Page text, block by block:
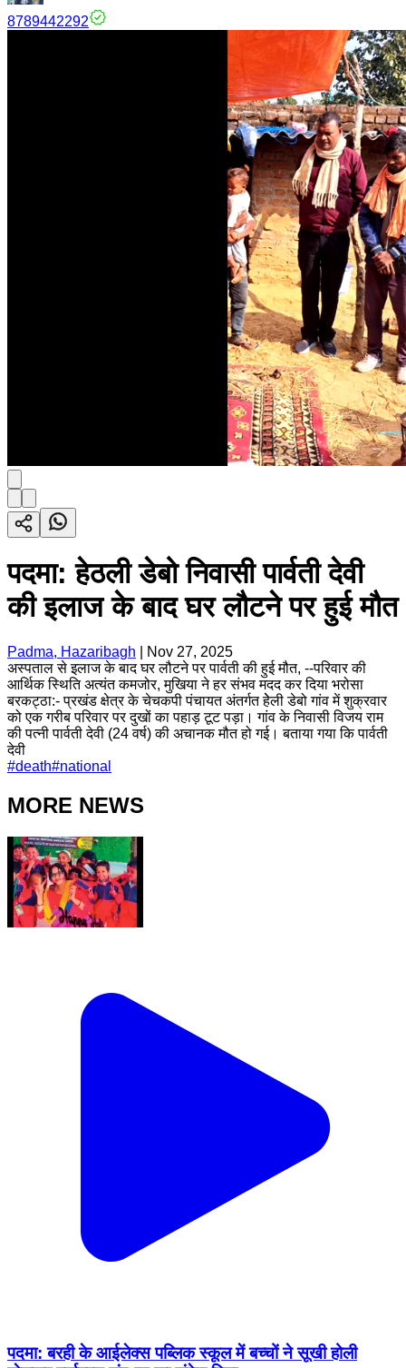
8789442292
पदमा: हेठली डेबो निवासी पार्वती देवी
की इलाज के बाद घर लौटने पर हुई मौत
Padma, Hazaribagh
Nov 27, 2025
अस्पताल से इलाज के बाद घर लौटने पर पार्वती की हुई मौत, --परिवार की
आर्थिक स्थिति अत्यंत कमजोर, मुखिया ने हर संभव मदद कर दिया भरोसा
बरकट्ठा:- प्रखंड क्षेत्र के चेचकपी पंचायत अंतर्गत हेेली डेबो गांव में शुक्रवार
को एक गरीब परिवार पर दुखों का पहाड़ टूट पड़ा। गांव के निवासी विजय राम
की पत्नी पार्वती देवी (24 वर्ष) की अचानक मौत हो गई। बताया गया कि पार्वती
देवी
#death#national
MORE NEWS
पदमा: बरही के आईलेक्स पब्लिक स्कूल में बच्चों ने सूखी होली